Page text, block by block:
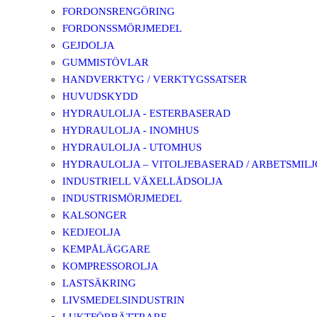
FORDONSRENGÖRING
FORDONSSMÖRJMEDEL
GEJDOLJA
GUMMISTÖVLAR
HANDVERKTYG / VERKTYGSSATSER
HUVUDSKYDD
HYDRAULOLJA - ESTERBASERAD
HYDRAULOLJA - INOMHUS
HYDRAULOLJA - UTOMHUS
HYDRAULOLJA – VITOLJEBASERAD /
INDUSTRIELL VÄXELLÅDSOLJA
INDUSTRISMÖRJMEDEL
KALSONGER
KEDJEOLJA
KEMPÅLÄGGARE
KOMPRESSOROLJA
LASTSÄKRING
LIVSMEDELSINDUSTRIN